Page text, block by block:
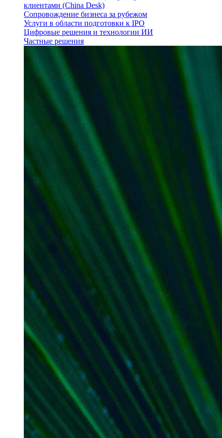
клиентами (China Desk)
Сопровождение бизнеса за рубежом
Услуги в области подготовки к IPO
Цифровые решения и технологии ИИ
Частные решения